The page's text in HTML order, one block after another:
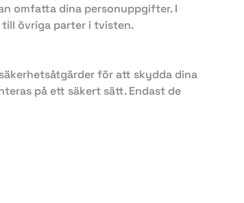
omfatta dina personuppgifter. I
övriga parter i tvisten.
för att skydda dina
på ett säkert sätt. Endast de